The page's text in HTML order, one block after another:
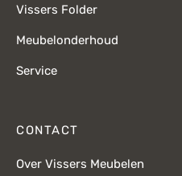
Vissers Folder
Meubelonderhoud
Service
CONTACT
Over Vissers Meubelen